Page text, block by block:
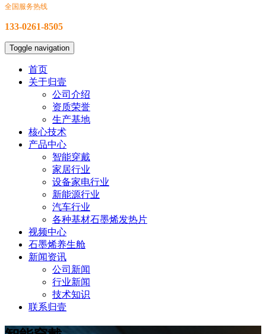
全国服务热线
133-0261-8505
Toggle navigation
首页
关于归壹
公司介绍
资质荣誉
生产基地
核心技术
产品中心
智能穿戴
家居行业
设备家电行业
新能源行业
汽车行业
各种基材石墨烯发热片
视频中心
石墨烯养生舱
新闻资讯
公司新闻
行业新闻
技术知识
联系归壹